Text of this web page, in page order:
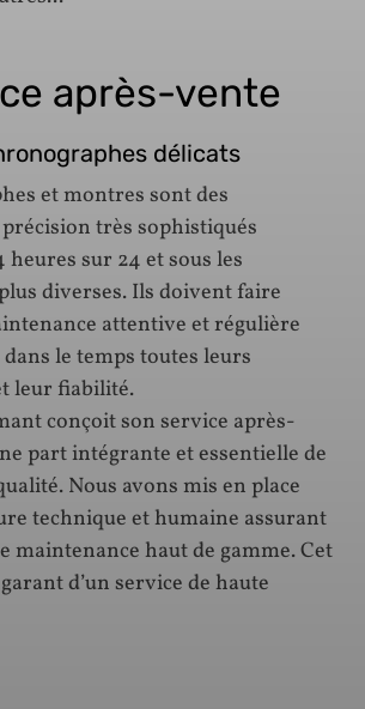
après-vente
délicats
et montres sont des
très sophistiqués
sur 24 et sous les
diverses. Ils doivent faire
attentive et régulière
le temps toutes leurs
leur fiabilité.
conçoit son service après-
part intégrante et essentielle de
Nous avons mis en place
technique et humaine assurant
maintenance haut de gamme. Cet
d’un service de haute